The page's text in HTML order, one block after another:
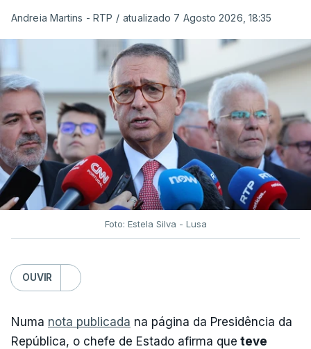
Andreia Martins - RTP / atualizado 7 Agosto 2026, 18:35
Foto: Estela Silva - Lusa
OUVIR
Numa nota publicada na página da Presidência da
República, o chefe de Estado afirma que teve